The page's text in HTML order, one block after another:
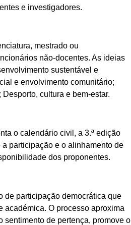
e investigadores.
mestrado ou
não-docentes. As ideias
sustentável e
e envolvimento comunitário;
cultura e bem-estar.
o calendário civil, a 3.ª edição
participação e o alinhamento de
dos proponentes.
de participação democrática que
O processo aproxima
sentimento de pertença, promove o